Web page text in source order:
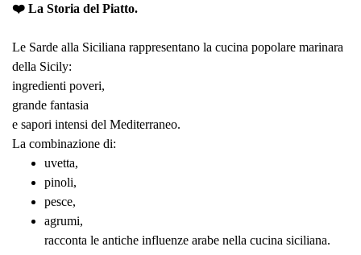
❤️ La Storia del Piatto.
Le Sarde alla Siciliana rappresentano la cucina popolare marinara
della Sicily:
ingredienti poveri,
grande fantasia
e sapori intensi del Mediterraneo.
La combinazione di:
uvetta,
pinoli,
pesce,
agrumi,
racconta le antiche influenze arabe nella cucina siciliana.